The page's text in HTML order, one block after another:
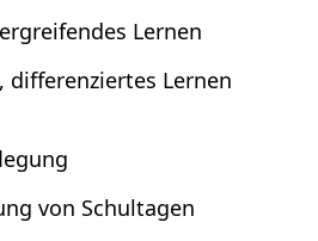
Lernen
differenziertes Lernen
von Schultagen